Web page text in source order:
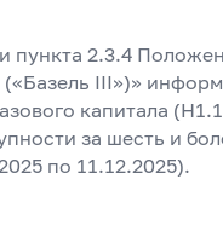
пункта 2.3.4
III»)»
капитала
за шесть и
по 11.12.2025).